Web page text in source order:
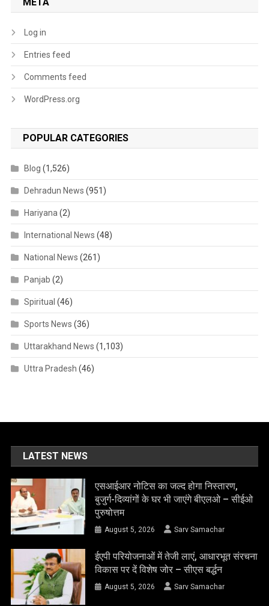
Log in
Entries feed
Comments feed
WordPress.org
POPULAR CATEGORIES
Blog (1,526)
Dehradun News (951)
Hariyana (2)
International News (48)
National News (261)
Panjab (2)
Spiritual (46)
Sports News (36)
Uttarakhand News (1,103)
Uttra Pradesh (46)
LATEST NEWS
एसआईआर नोटिस का जल्द होगा निस्तारण,
बुजुर्ग-दिव्यांगों के घर भी जाएंगे बीएलओ – सीईओ
पुरुषोत्तम
August 5, 2026 Sarv Samachar
ईएपी परियोजनाओं में तेजी लाएं, आधारभूत संरचना
विकास पर दें विशेष जोर – सीएस बर्द्धन
August 5, 2026 Sarv Samachar